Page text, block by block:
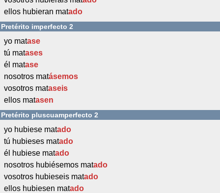
ellos hubieran matado
Pretérito imperfecto 2
yo matase
tú matases
él matase
nosotros matásemos
vosotros mataseis
ellos matasen
Pretérito pluscuamperfecto 2
yo hubiese matado
tú hubieses matado
él hubiese matado
nosotros hubiésemos matado
vosotros hubieseis matado
ellos hubiesen matado